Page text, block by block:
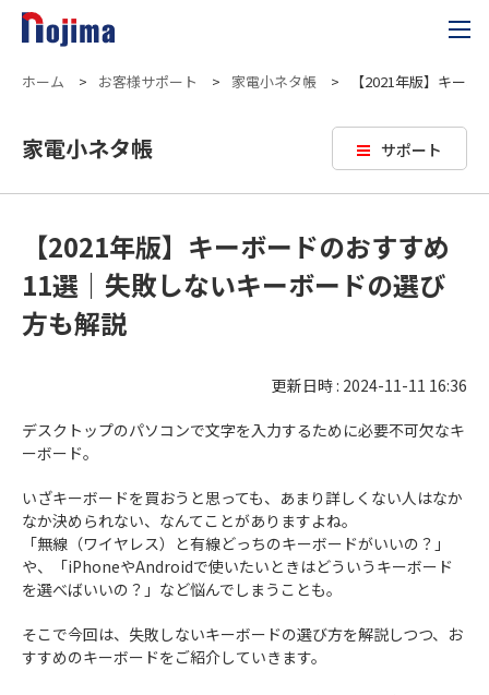
ホーム > お客様サポート > 家電小ネタ帳 > 【2021年版】キー
サポート
家電小ネタ帳
【2021年版】キーボードのおすすめ
11選｜失敗しないキーボードの選び
方も解説
更新日時 : 2024-11-11 16:36
デスクトップのパソコンで文字を入力するために必要不可欠なキ
ーボード。
いざキーボードを買おうと思っても、あまり詳しくない人はなか
なか決められない、なんてことがありますよね。
「無線（ワイヤレス）と有線どっちのキーボードがいいの？」
や、「iPhoneやAndroidで使いたいときはどういうキーボード
を選べばいいの？」など悩んでしまうことも。
そこで今回は、失敗しないキーボードの選び方を解説しつつ、お
すすめのキーボードをご紹介していきます。